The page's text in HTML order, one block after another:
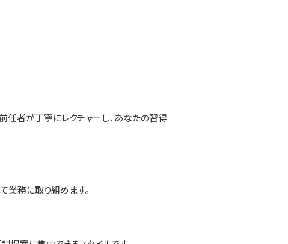
任者が丁寧にレクチャーし、あなたの習得
業務に取り組めます。